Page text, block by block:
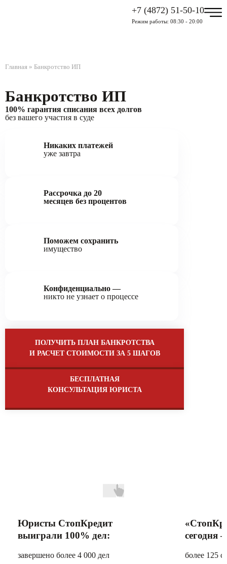
+7 (4872) 51-50-10
Режим работы: 08:30 - 20:00
Главная » Банкротство ИП
Банкротство ИП
100% гарантия списания всех долгов
без вашего участия в суде
Никаких платежей
уже завтра
Рассрочка до 20
месяцев без процентов
Поможем сохранить
имущество
Конфиденциально —
никто не узнает о процессе
ПОЛУЧИТЬ ПЛАН БАНКРОТСТВА
И РАСЧЕТ СТОИМОСТИ ЗА 5 ШАГОВ
БЕСПЛАТНАЯ
КОНСУЛЬТАЦИЯ ЮРИСТА
Юристы СтопКредит
выиграли 100% дел:
завершено более 4 000 дел
сегодня
более 125